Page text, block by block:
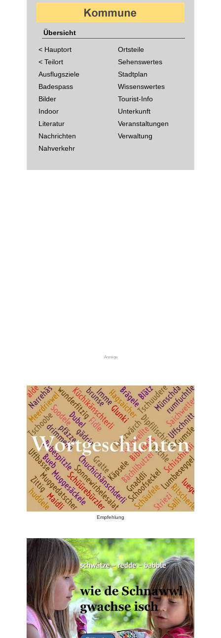
Übersicht
< Hauptort
< Teilort
Ausflugsziele
Badespass
Bilder
Indoor
Literatur
Nachrichten
Nahverkehr
Ortsteile
Sehenswertes
Stadtplan
Wissenswertes
Tourist-Info
Unterkunft
Veranstaltungen
Verwaltung
Anzeige
Empfehlung